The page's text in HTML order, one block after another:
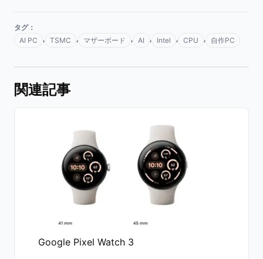
タグ：
AI PC
, TSMC , マザーボード , AI , Intel , CPU , 自作PC
関連記事
Google Pixel Watch 3